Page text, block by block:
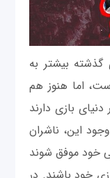
بیشتر به
اما هنوز هم
بازی دارند
این، ناشران
خود موفق شوند